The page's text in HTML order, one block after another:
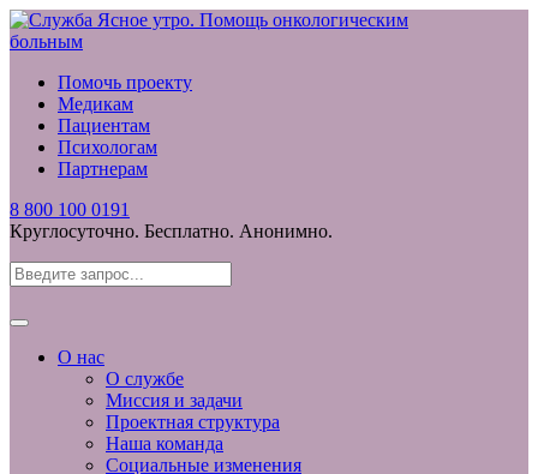
Помочь проекту
Медикам
Пациентам
Психологам
Партнерам
8 800 100 0191
Круглосуточно. Бесплатно. Анонимно.
О нас
О службе
Миссия и задачи
Проектная структура
Наша команда
Социальные изменения